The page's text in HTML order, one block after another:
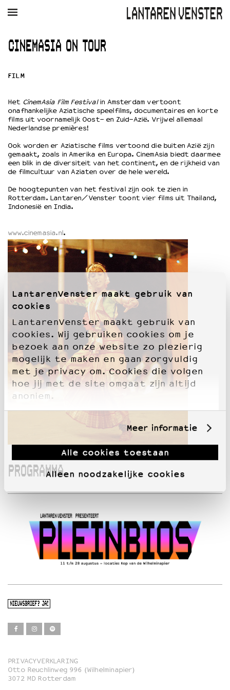
LantarenVenster maakt gebruik van
cookies
LantarenVenster maakt gebruik van
cookies. Wij gebruiken cookies om je
bezoek aan onze website zo plezierig
mogelijk te maken en gaan zorgvuldig
met je privacy om. Cookies die volgen
hoe jij met de site omgaat zijn altijd
anoniem.
Meer informatie
Alle cookies toestaan
Alleen noodzakelijke cookies
AGENDA FILM MUZIEK RESTAURANT
Openingstijden & contact
Bereikbaarheid
Kaartverkoop
EDUCATIE
Filmprogramma’s Primair Onderwijs
Filmprogramma’s VO/MBO
OVER LANTARENVENSTER
Wat we doen
Wie is wie
Word vriend
Historie
Partners
Huisregels
Privacyverklaring
Integriteits- en gedragscode
Duurzaamheid
Culturele boycot Israël
CINEMASIA ON TOUR
FILM
Het CinemAsia Film Festivalin Amsterdam vertoont
onafhankelijke Aziatische speelfilms, documentaires en korte
films uit voornamelijk Oost- en Zuid-Azië. Vrijwel allemaal
Nederlandse premières!
Ook worden er Aziatische films vertoond die buiten Azië zijn
gemaakt, zoals in Amerika en Europa. CinemAsia biedt daarmee
een blik in de diversiteit van het continent, en de rijkheid van
de filmcultuur van Aziaten over de hele wereld.
De hoogtepunten van het festival zijn ook te zien in
Rotterdam. Lantaren/Venster toont vier films uit Thailand,
Indonesië en India.
www.cinemasia.nl.
PROGRAMMA
NIEUWSBRIEF? JA!
Film
PRIVACYVERKLARING
Otto Reuchlinweg 996 (Wilhelminapier)
3072 MD Rotterdam